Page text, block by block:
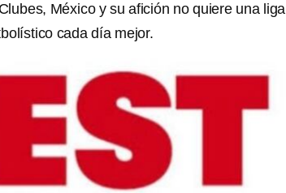
México y su afición no quiere una liga
cada día mejor.